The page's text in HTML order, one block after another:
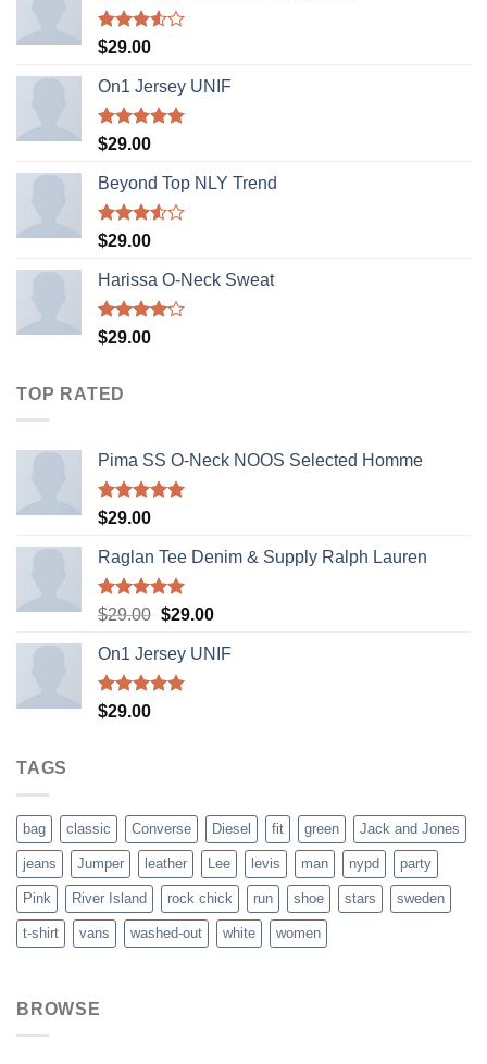
Rated
3.50
of 5
$29.00
On1 Jersey UNIF
Rated5.00
out of 5
$29.00
Beyond Top NLY Trend
Rated
3.50
of 5
$29.00
Harissa O-Neck Sweat
Rated
4.00
$29.00
TOP RATED
Pima SS O-Neck NOOS Selected Homme
Rated5.00
$29.00
Raglan Tee Denim & Supply Ralph Lauren
Rated5.00
$29.00 Original
was:
$29.00.
$29.00Current
is:
On1 Jersey UNIF
Rated5.00
$29.00
TAGS
bag classic Converse Diesel fit green Jack and Jones
jeans Jumper leather Lee levis man nypd party
Pink River Island rock chick run shoe stars sweden
t-shirt vans washed-out white women
BROWSE